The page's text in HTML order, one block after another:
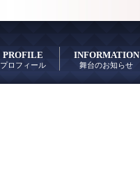
PROFILE
プロフィール
INFORMATION
舞台のお知らせ